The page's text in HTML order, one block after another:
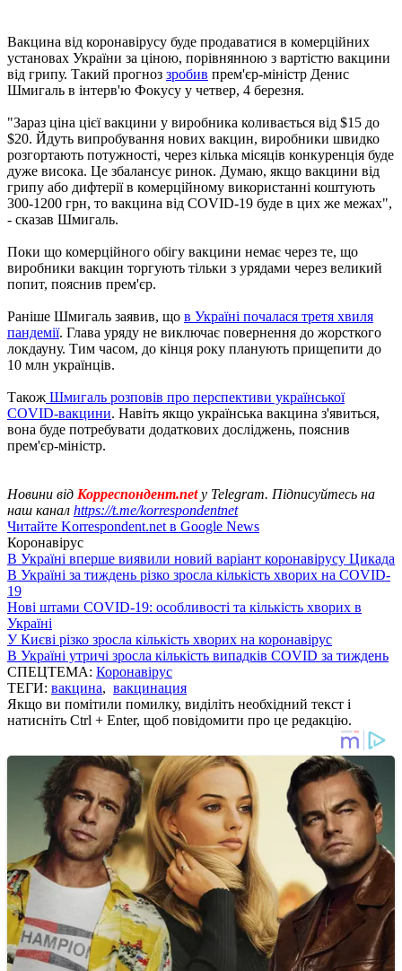
Вакцина від коронавірусу буде продаватися в комерційних
установах України за ціною, порівнянною з вартістю вакцини
від грипу. Такий прогноз зробив прем'єр-міністр Денис
Шмигаль в інтерв'ю Фокусу у четвер, 4 березня.
"Зараз ціна цієї вакцини у виробника коливається від $15 до
$20. Йдуть випробування нових вакцин, виробники швидко
розгортають потужності, через кілька місяців конкуренція буде
дуже висока. Це збалансує ринок. Думаю, якщо вакцини від
грипу або дифтерії в комерційному використанні коштують
300-1200 грн, то вакцина від СOVID-19 буде в цих же межах",
- сказав Шмигаль.
Поки що комерційного обігу вакцини немає через те, що
виробники вакцин торгують тільки з урядами через великий
попит, пояснив прем'єр.
Раніше Шмигаль заявив, що в Україні почалася третя хвиля
пандемії. Глава уряду не виключає повернення до жорсткого
локдауну. Тим часом, до кінця року планують прищепити до
10 млн українців.
Також Шмигаль розповів про перспективи української
COVID-вакцини. Навіть якщо українська вакцина з'явиться,
вона буде потребувати додаткових досліджень, пояснив
прем'єр-міністр.
Новини від Корреспондент.netу Telegram. Підписуйтесь на
наш канал https://t.me/korrespondentnet
Читайте Korrespondent.net в Google News
Коронавірус
В Україні вперше виявили новий варіант коронавірусу Цикада
В Україні за тиждень різко зросла кількість хворих на COVID-
19
Нові штами COVID-19: особливості та кількість хворих в
Україні
У Києві різко зросла кількість хворих на коронавірус
В Україні утричі зросла кількість випадків COVID за тиждень
СПЕЦТЕМА: Коронавірус
ТЕГИ: вакцина, вакцинация
Якщо ви помітили помилку, виділіть необхідний текст і
натисніть Ctrl + Enter, щоб повідомити про це редакцію.